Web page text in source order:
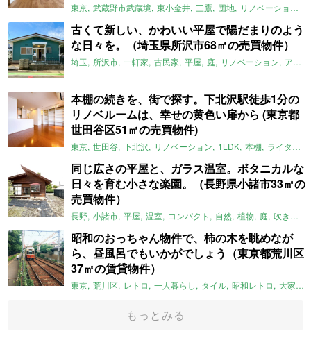
東京 武蔵野市武蔵境 東小金井 三鷹 団地 リノベーション
古くて新しい、かわいい平屋で陽だまりのよう
な日々を。（埼玉県所沢市68㎡の売買物件）
埼玉 所沢市 一軒家 古民家 平屋 庭 リノベーション アメリカンハウス
本棚の続きを、街で探す。下北沢駅徒歩1分の
リノベルームは、幸せの黄色い扉から (東京都
世田谷区51㎡の売買物件)
東京 世田谷 下北沢 リノベーション 1LDK 本棚 ライター：ほしりょうこ
同じ広さの平屋と、ガラス温室。ボタニカルな
日々を育む小さな楽園。（長野県小諸市33㎡の
売買物件）
長野 小諸市 平屋 温室 コンパクト 自然 植物 庭 吹き抜け
昭和のおっちゃん物件で、柿の木を眺めなが
ら、昼風呂でもいかがでしょう（東京都荒川区
37㎡の賃貸物件）
東京 荒川区 レトロ 一人暮らし タイル 昭和レトロ 大家女子
もっとみる